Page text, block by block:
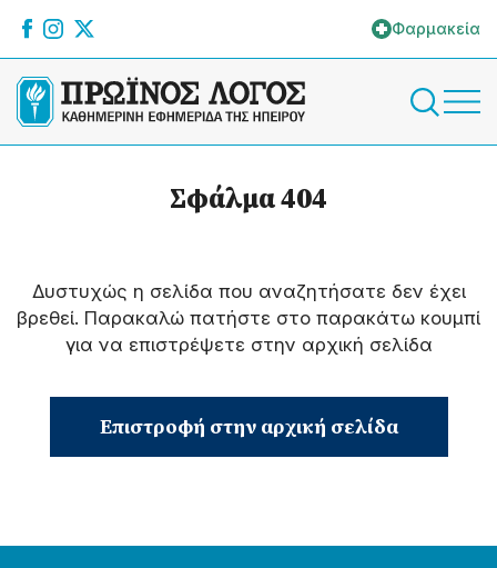
Φαρμακεία
Σφάλμα 404
Δυστυχώς η σελίδα που αναζητήσατε δεν έχει
βρεθεί. Παρακαλώ πατήστε στο παρακάτω κουμπί
για να επιστρέψετε στην αρχική σελίδα
Επιστροφή στην αρχική σελίδα